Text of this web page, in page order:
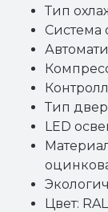
Тип
Система
Тип
LED
Цвет: